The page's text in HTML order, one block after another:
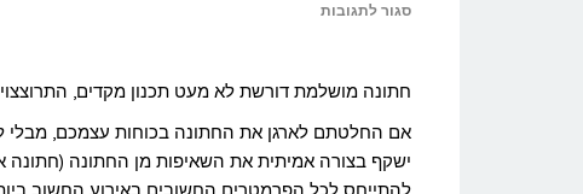
סגור לתגובות
לתכנן
וליהנות
מזה?
חתונה מושלמת דורשת לא מעט תכנון מקדים,
אם החלטתם לארגן את החתונה בכוחות עצמכם, מבלי
ישקף בצורה אמיתית את השאיפות מן החתונה (חתונה